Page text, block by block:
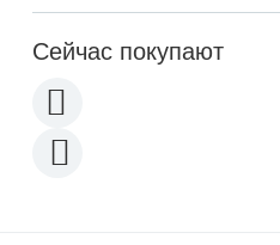
Сейчас покупают